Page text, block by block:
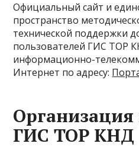
Официальный сайт и
пространство
технической поддержки
пользователей ГИС ТОР
информационно-
Интернет по адресу:
ГИС ТОР КНД